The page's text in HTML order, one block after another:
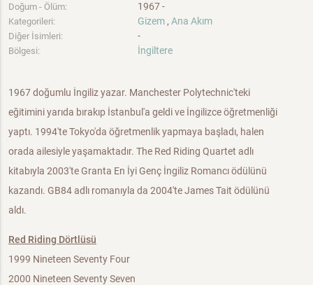
Doğum - Ölüm: 1967 -
Kategorileri: Gizem ,Ana Akım
Diğer İsimleri: -
Bölgesi: İngiltere
1967 doğumlu İngiliz yazar. Manchester Polytechnic'teki
eğitimini yarıda bırakıp İstanbul'a geldi ve İngilizce öğretmenliği
yaptı. 1994'te Tokyo'da öğretmenlik yapmaya başladı, halen
orada ailesiyle yaşamaktadır. The Red Riding Quartet adlı
kitabıyla 2003'te Granta En İyi Genç İngiliz Romancı ödülünü
kazandı. GB84 adlı romanıyla da 2004'te James Tait ödülünü
aldı.
Red Riding Dörtlüsü
1999 Nineteen Seventy Four
2000 Nineteen Seventy Seven